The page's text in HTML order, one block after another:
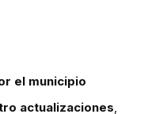
el municipio
actualizaciones,